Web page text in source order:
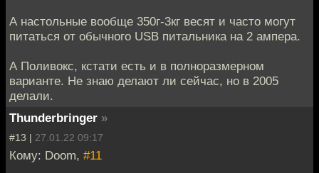
А настольные вообще 350г-3кг весят и часто могут
питаться от обычного USB питальника на 2 ампера.
А Поливокс, кстати есть и в полноразмерном
варианте. Не знаю делают ли сейчас, но в 2005
делали.
Thunderbringer »
#13 | 27.01.22 09:17
Кому: Doom, #11